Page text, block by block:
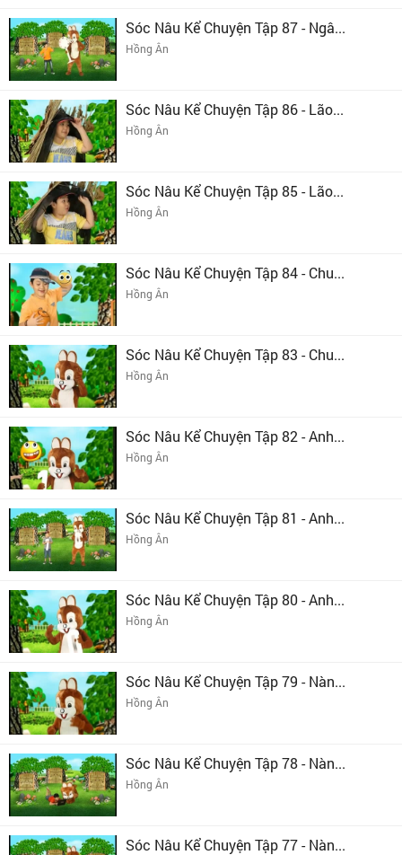
Sóc Nâu Kể Chuyện Tập 87 - Ngâ...
Hồng Ân
Sóc Nâu Kể Chuyện Tập 86 - Lão...
Hồng Ân
Sóc Nâu Kể Chuyện Tập 85 - Lão...
Hồng Ân
Sóc Nâu Kể Chuyện Tập 84 - Chu...
Hồng Ân
Sóc Nâu Kể Chuyện Tập 83 - Chu...
Hồng Ân
Sóc Nâu Kể Chuyện Tập 82 - Anh...
Hồng Ân
Sóc Nâu Kể Chuyện Tập 81 - Anh...
Hồng Ân
Sóc Nâu Kể Chuyện Tập 80 - Anh...
Hồng Ân
Sóc Nâu Kể Chuyện Tập 79 - Nàn...
Hồng Ân
Sóc Nâu Kể Chuyện Tập 78 - Nàn...
Hồng Ân
Sóc Nâu Kể Chuyện Tập 77 - Nàn...